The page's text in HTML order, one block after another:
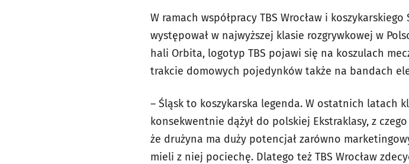
W ramach współpracy TBS Wrocław i
występował w najwyższej klasie rozgrywkowej w
hali Orbita, logotyp TBS pojawi się na koszulach
trakcie domowych pojedynków także na bandach
– Śląsk to koszykarska legenda. W ostatnich latach
konsekwentnie dążył do polskiej Ekstraklasy, z
że drużyna ma duży potencjał zarówno
mieli z niej pociechę. Dlatego też TBS Wrocław